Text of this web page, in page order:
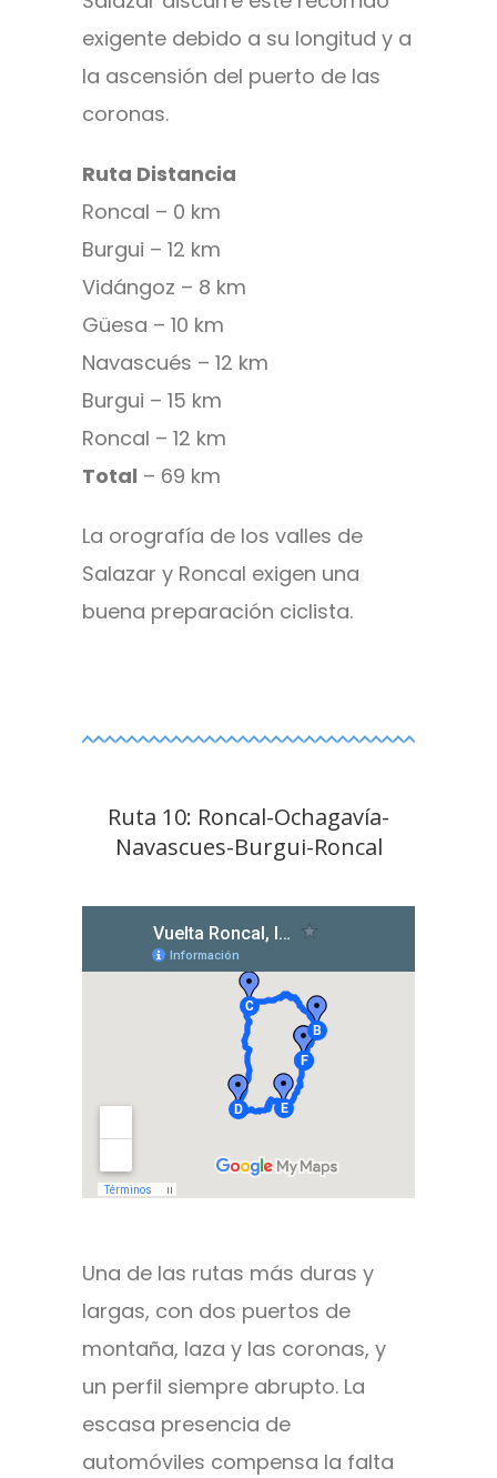
exigente debido a su longitud y a
la ascensión del puerto de las
coronas.
Ruta Distancia
Roncal – 0 km
Burgui – 12 km
Vidángoz – 8 km
Güesa – 10 km
Navascués – 12 km
Burgui – 15 km
Roncal – 12 km
Total – 69 km
La orografía de los valles de
Salazar y Roncal exigen una
buena preparación ciclista.
Ruta 10: Roncal-Ochagavía-
Navascues-Burgui-Roncal
Una de las rutas más duras y
largas, con dos puertos de
montaña, laza y las coronas, y
un perfil siempre abrupto. La
escasa presencia de
automóviles compensa la falta